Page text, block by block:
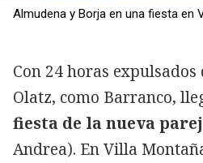
Almudena y Borja en una fiesta en
Con 24 horas
Olatz, como Barranco,
fiesta de la nueva
Andrea). En Villa